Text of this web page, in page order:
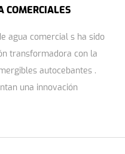
COMERCIALES
agua comercial s ha sido
transformadora con la
autocebantes .
una innovación